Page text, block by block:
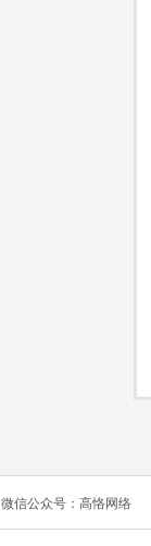
微信公众号：高恪网络